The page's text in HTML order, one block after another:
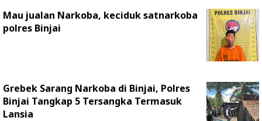
Mau jualan Narkoba, keciduk satnarkoba
polres Binjai
Grebek Sarang Narkoba di Binjai, Polres
Binjai Tangkap 5 Tersangka Termasuk
Lansia